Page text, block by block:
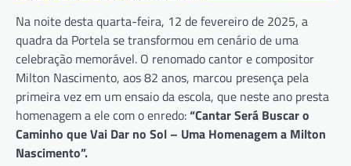
Na noite desta quarta-feira, 12 de fevereiro de 2025, a
quadra da Portela se transformou em cenário de uma
celebração memorável. O renomado cantor e compositor
Milton Nascimento, aos 82 anos, marcou presença pela
primeira vez em um ensaio da escola, que neste ano presta
homenagem a ele com o enredo:“Cantar Será Buscar o
Caminho que Vai Dar no Sol – Uma Homenagem a Milton
Nascimento”.